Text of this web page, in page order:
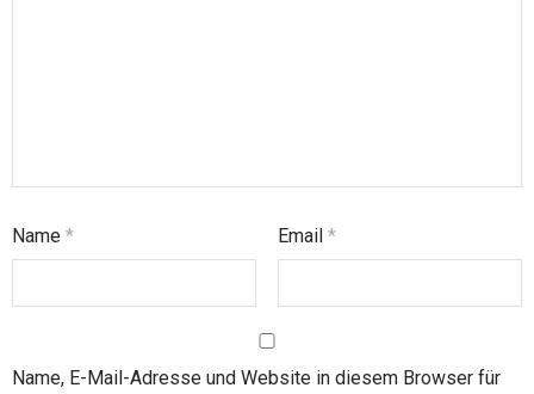
Name * Email *
Name, E-Mail-Adresse und Website in diesem Browser für